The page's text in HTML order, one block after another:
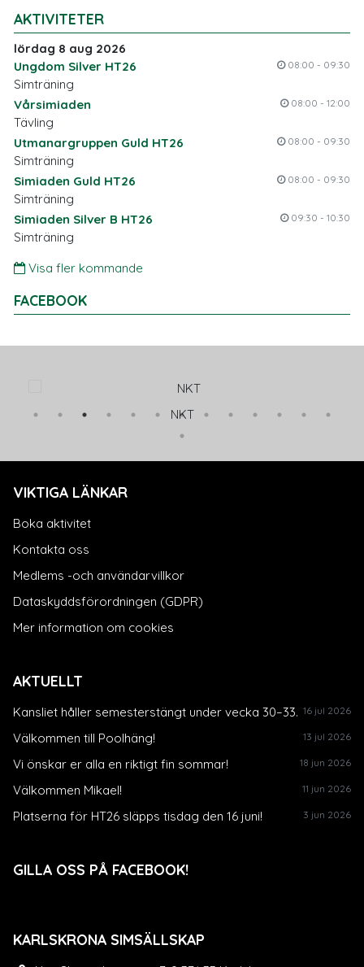
AKTIVITETER
lördag 8 aug 2026
Ungdom Silver HT26
08:00 - 09:30
Simträning
Vårsimiaden
08:00 - 12:00
Tävling
Utmanargruppen Guld HT26
08:00 - 09:30
Simträning
Simiaden Guld HT26
08:00 - 09:30
Simträning
Simiaden Silver B HT26
09:30 - 10:30
Simträning
Visa fler kommande
FACEBOOK
NKT
VIKTIGA LÄNKAR
Boka aktivitet
Kontakta oss
Medlems -och användarvillkor
Dataskyddsförordningen (GDPR)
Mer information om cookies
AKTUELLT
Kansliet håller semesterstängt under vecka 30–33. 16 jul 2026
Välkommen till Poolhäng! 13 jul 2026
Vi önskar er alla en riktigt fin sommar! 18 jun 2026
Välkommen Mikael! 11 jun 2026
Platserna för HT26 släpps tisdag den 16 juni! 3 jun 2026
GILLA OSS PÅ FACEBOOK!
KARLSKRONA SIMSÄLLSKAP